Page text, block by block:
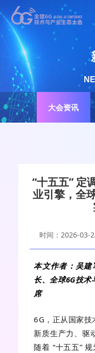
大会资讯
“十五五” 定
业引擎，全
时间：2026-03-
本文作者：吴建
长、全球6G技
席
6G，正从国家技
新质生产力、驱
随着 “十五五”